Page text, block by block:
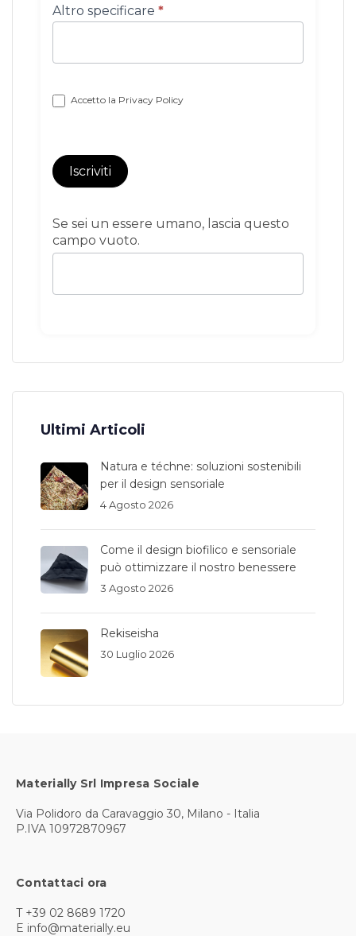
Altro specificare *
Accetto la Privacy Policy
Iscriviti
Se sei un essere umano, lascia questo
campo vuoto.
Ultimi Articoli
Natura e téchne: soluzioni sostenibili
per il design sensoriale
4 Agosto 2026
Come il design biofilico e sensoriale
può ottimizzare il nostro benessere
3 Agosto 2026
Rekiseisha
30 Luglio 2026
Materially Srl Impresa Sociale
Via Polidoro da Caravaggio 30, Milano - Italia
P.IVA 10972870967
Contattaci ora
T +39 02 8689 1720
E info@materially.eu